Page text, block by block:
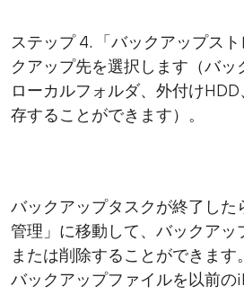
ステップ 4. 「バックアップス
クアップ先を選択します（バッ
ローカルフォルダ、外付け
存することができます）。
バックアップタスクが終了した
管理」に移動して、バックアッ
または削除することができます
バックアップファイルを以前の